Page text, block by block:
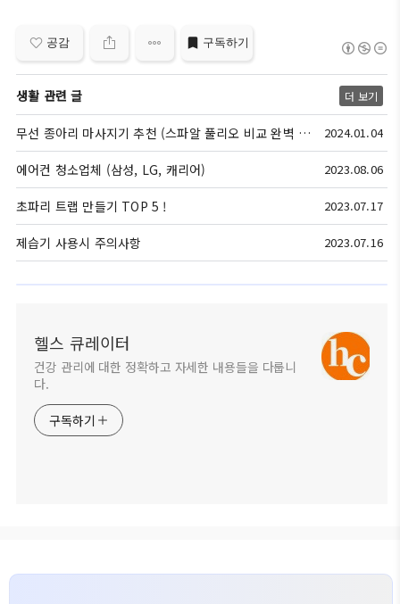
공감 구독하기
생활 관련 글 더 보기
무선 종아리 마사지기 추천 (스파알 풀리오 비교 완벽 정리) 2024.01.04
에어컨 청소업체 (삼성, LG, 캐리어) 2023.08.06
초파리 트랩 만들기 TOP 5 ! 2023.07.17
제습기 사용시 주의사항 2023.07.16
헬스 큐레이터
건강 관리에 대한 정확하고 자세한 내용들을 다룹니
다.
구독하기